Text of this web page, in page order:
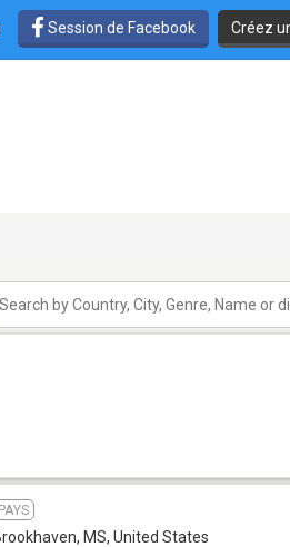
Session de Facebook Créez
PAYS
MS, United States